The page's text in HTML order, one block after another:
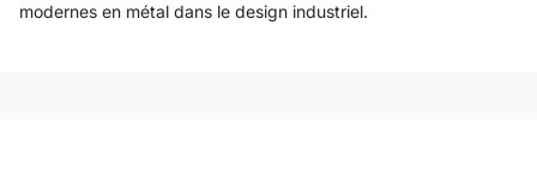
modernes en métal dans le design industriel.